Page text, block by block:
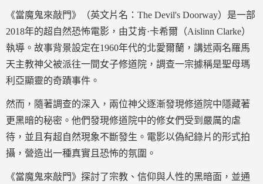
《當魔鬼來敲門》（英文片名：The Devil's Doorway）是一部
2018年的超自然恐怖電影，由艾肯·卡希爾（Aislinn Clarke）
執導。故事背景設定在1960年代的北愛爾蘭，講述兩名羅馬
天主教神父被派往一間女子修道院，調查一宗據稱是聖母瑪
利亞顯靈的奇蹟事件。
然而，隨著調查的深入，兩位神父逐漸發現修道院中隱藏著
更黑暗的秘密。他們發現修道院中的修女們受到嚴厲的虐
待，並且有超自然現象不斷發生。電影以偽紀錄片的形式拍
攝，營造出一種真實且恐怖的氛圍。
《當魔鬼來敲門》探討了宗教、信仰與人性的黑暗面，並通